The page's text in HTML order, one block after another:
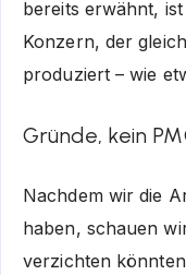
bereits erwähnt,
Konzern, der
produziert – wie
Gründe, kein
Nachdem wir die
haben, schauen
verzichten